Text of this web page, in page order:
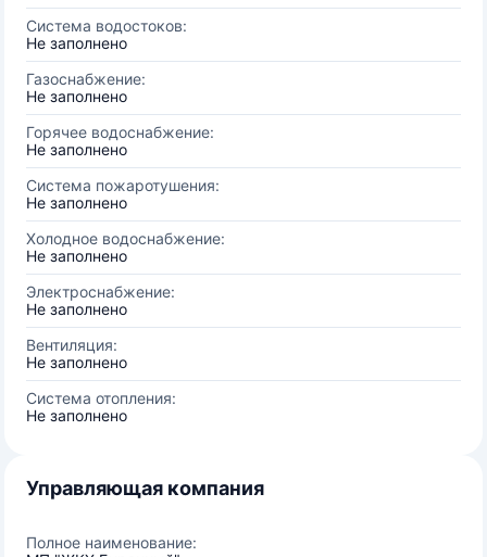
Система водостоков:
Не заполнено
Газоснабжение:
Не заполнено
Горячее водоснабжение:
Не заполнено
Система пожаротушения:
Не заполнено
Холодное водоснабжение:
Не заполнено
Электроснабжение:
Не заполнено
Вентиляция:
Не заполнено
Система отопления:
Не заполнено
Управляющая компания
Полное наименование: